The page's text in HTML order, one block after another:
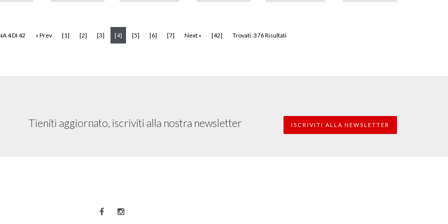
4 DI 42 « Prev [1] [2] [3] [4](current)
[5] [6] [7] Next » [42] Trovati: 376 Risultati
Tieniti aggiornato, iscriviti alla nostra newsletter ISCRIVITI ALLA NEWSLETTER